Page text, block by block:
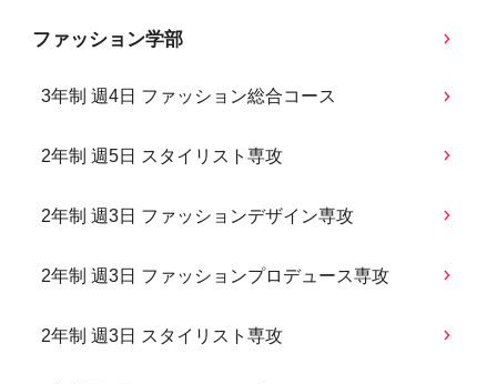
ファッション学部
3年制 週4日 ファッション総合コース
2年制 週5日 スタイリスト専攻
2年制 週3日 ファッションデザイン専攻
2年制 週3日 ファッションプロデュース専攻
2年制 週3日 スタイリスト専攻